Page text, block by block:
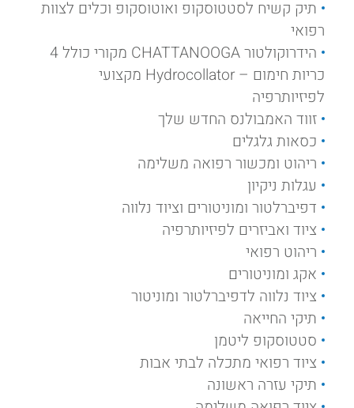
תיק קשיח לסטטוסקופ ואוטוסקופ וכלים לצוות
רפואי
הידרוקולטור CHATTANOOGA מקורי כולל 4
כריות חימום – Hydrocollator מקצועי
לפיזיותרפיה
זווד האמבולנס החדש שלך
כסאות גלגלים
ריהוט ומכשור רפואה משלימה
עגלות ניקיון
דפיברלטור ומוניטורים וציוד נלווה
ציוד ואביזרים לפיזיותרפיה
ריהוט רפואי
אקג ומוניטורים
ציוד נלווה לדפיברלטור ומוניטור
תיקי החייאה
סטטוסקופ ליטמן
ציוד רפואי מתכלה לבתי אבות
תיקי עזרה ראשונה